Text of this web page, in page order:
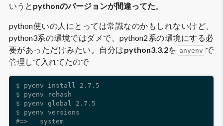
いうと pythonのバージョンが間違ってた
python使いの人にとっては常識なのかもしれないけど、
python3系の環境ではダメで、python2系の環境にする必
要があっただけみたい。自分はpython3.3.2を anyenv で
管理して入れてたので
$ pyenv install 2.7.5
$ pyenv rehash
$ pyenv global 2.7.5
$ pyenv versions
#=>   system